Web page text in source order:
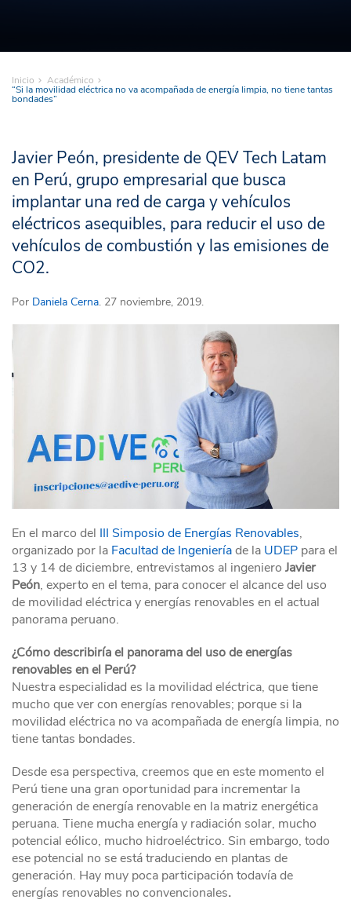
Inicio Académico
“Si la movilidad eléctrica no va acompañada de energía limpia, no tiene tantas
bondades”
Javier Peón, presidente de QEV Tech Latam
en Perú, grupo empresarial que busca
implantar una red de carga y vehículos
eléctricos asequibles, para reducir el uso de
vehículos de combustión y las emisiones de
CO2.
Por Daniela Cerna. 27 noviembre, 2019.
En el marco del III Simposio de Energías Renovables,
organizado por la Facultad de Ingenieríade la UDEP para el
13 y 14 de diciembre, entrevistamos al ingeniero Javier
Peón, experto en el tema, para conocer el alcance del uso
de movilidad eléctrica y energías renovables en el actual
panorama peruano.
¿Cómo describiría el panorama del uso de energías
renovables en el Perú?
Nuestra especialidad es la movilidad eléctrica, que tiene
mucho que ver con energías renovables; porque si la
movilidad eléctrica no va acompañada de energía limpia, no
tiene tantas bondades.
Desde esa perspectiva, creemos que en este momento el
Perú tiene una gran oportunidad para incrementar la
generación de energía renovable en la matriz energética
peruana. Tiene mucha energía y radiación solar, mucho
potencial eólico, mucho hidroeléctrico. Sin embargo, todo
ese potencial no se está traduciendo en plantas de
generación. Hay muy poca participación todavía de
energías renovables no convencionales.